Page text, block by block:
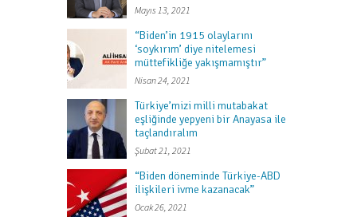
Mayıs 13, 2021
“Biden’in 1915 olaylarını
‘soykırım’ diye nitelemesi
müttefikliğe yakışmamıştır”
Nisan 24, 2021
Türkiye’mizi milli mutabakat
eşliğinde yepyeni bir Anayasa ile
taçlandıralım
Şubat 21, 2021
“Biden döneminde Türkiye-ABD
ilişkileri ivme kazanacak”
Ocak 26, 2021